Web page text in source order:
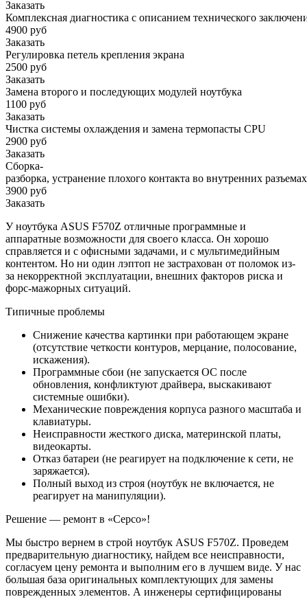
Заказать
Комплексная диагностика с описанием технического
4900 руб
Заказать
Регулировка петель крепления экрана
2500 руб
Заказать
Замена второго и последующих модулей ноутбука
1100 руб
Заказать
Чистка системы охлаждения и замена термопасты CPU
2900 руб
Заказать
Сборка-
разборка, устранение плохого контакта во внутренних разъемах
3900 руб
Заказать
У ноутбука ASUS F570Z отличные программные и
аппаратные возможности для своего класса. Он хорошо
справляется и с офисными задачами, и с мультимедийным
контентом. Но ни один лэптоп не застрахован от поломок из-
за некорректной эксплуатации, внешних факторов риска и
форс-мажорных ситуаций.
Типичные проблемы
Снижение качества картинки при работающем экране
(отсутствие четкости контуров, мерцание, полосование,
искажения).
Программные сбои (не запускается ОС после
обновления, конфликтуют драйвера, выскакивают
системные ошибки).
Механические повреждения корпуса разного масштаба и
клавиатуры.
Неисправности жесткого диска, материнской платы,
видеокарты.
Отказ батареи (не реагирует на подключение к сети, не
заряжается).
Полный выход из строя (ноутбук не включается, не
реагирует на манипуляции).
Решение — ремонт в «Серсо»!
Мы быстро вернем в строй ноутбук ASUS F570Z. Проведем
предварительную диагностику, найдем все неисправности,
согласуем цену ремонта и выполним его в лучшем виде. У нас
большая база оригинальных комплектующих для замены
поврежденных элементов. А инженеры сертифицированы